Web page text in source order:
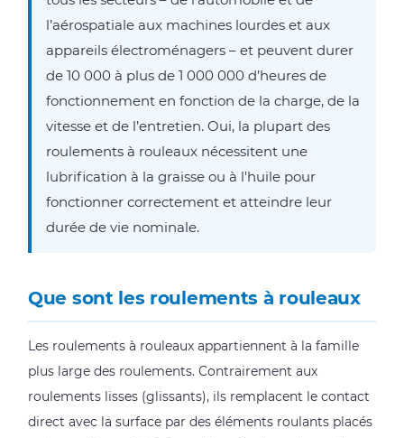
roulements
rouleaux
2.1
Unutomotive
and
Transportation
2.2
et
2.3
Unerospace
and
Defense
l’aérospatiale aux machines lourdes et aux
appareils électroménagers – et peuvent durer
de 10 000 à plus de 1 000 000 d’heures de
fonctionnement en fonction de la charge, de la
vitesse et de l’entretien. Oui, la plupart des
roulements à rouleaux nécessitent une
lubrification à la graisse ou à l'huile pour
fonctionner correctement et atteindre leur
durée de vie nominale.
Que sont les roulements à rouleaux
Les roulements à rouleaux appartiennent à la famille
plus large des roulements. Contrairement aux
roulements lisses (glissants), ils remplacent le contact
direct avec la surface par des éléments roulants placés